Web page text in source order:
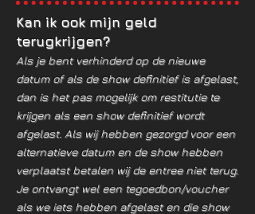
Kan ik ook mijn geld
terugkrijgen?
Als je bent verhinderd op de nieuwe
datum of als de show definitief is afgelast,
dan is het pas mogelijk om restitutie te
krijgen als een show definitief wordt
afgelast. Als wij hebben gezorgd voor een
alternatieve datum en de show hebben
verplaatst betalen wij de entree niet terug.
Je ontvangt wel een tegoedbon/voucher
als we iets hebben afgelast en die show